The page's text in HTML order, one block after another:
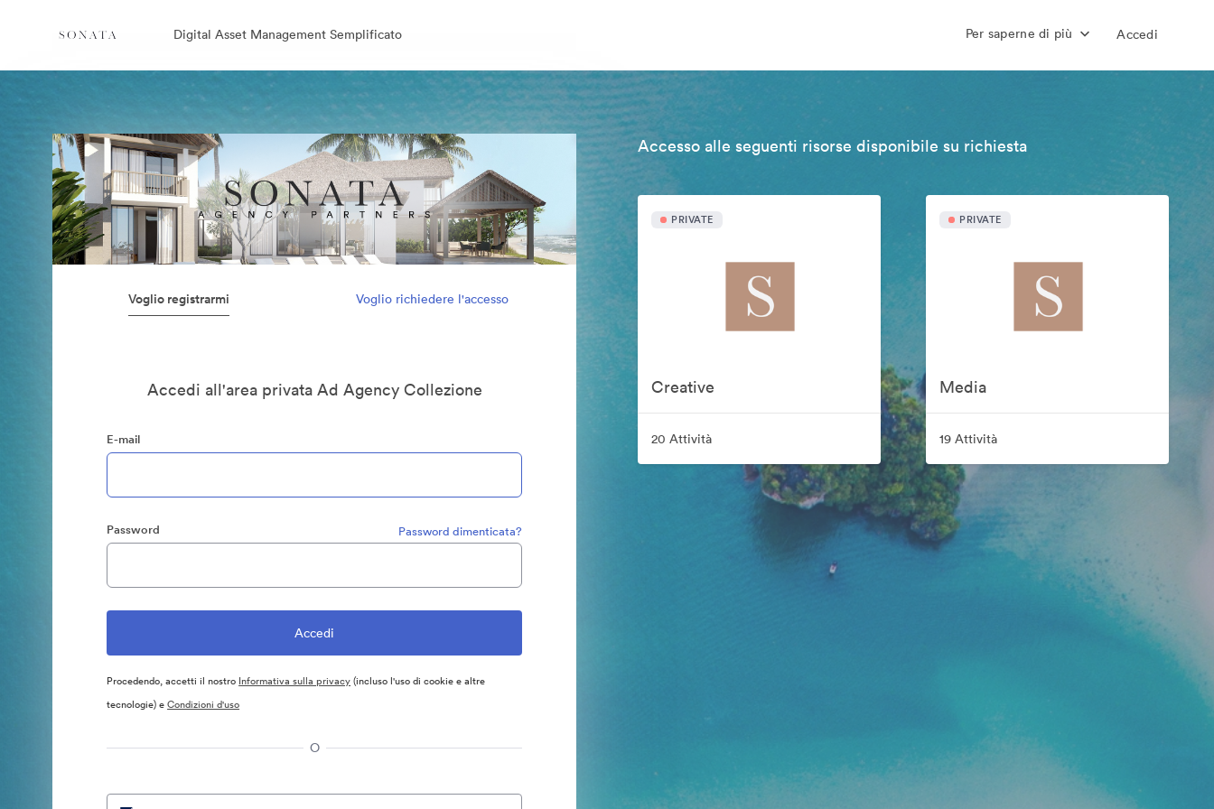
Digital Asset Management Semplificato Per saperne di più Accedi
Voglio registrarmi Voglio richiedere l'accesso
Accedi all'area privata Ad Agency Collezione
E-mail
Password Password dimenticata?
Procedendo, accetti il nostro Informativa sulla privacy(incluso l'uso di cookie e altre
tecnologie) eCondizioni d'uso
O
Accesso alle seguenti risorse disponibile su richiesta
PRIVATE
Creative
20 Attività
PRIVATE
Media
19 Attività